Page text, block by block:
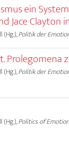
ein
Jace
(Hg.),Politik der
Prolegomena
(Hg.),Politik der
(Hg.),Politics of